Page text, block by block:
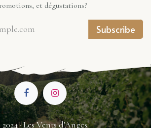
et dégustations?
Subscribe
· Les Vents d'Anges